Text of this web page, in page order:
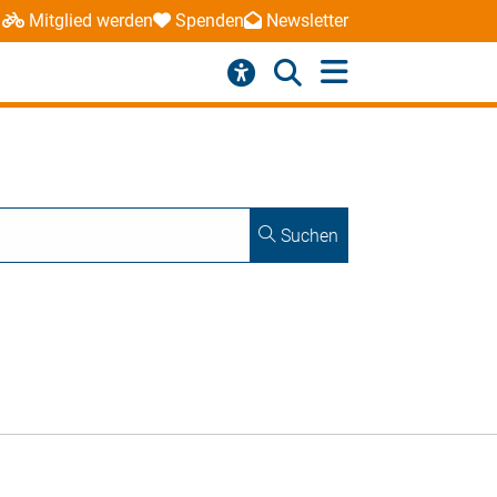
Mitglied werden Spenden Newsletter
Suchen